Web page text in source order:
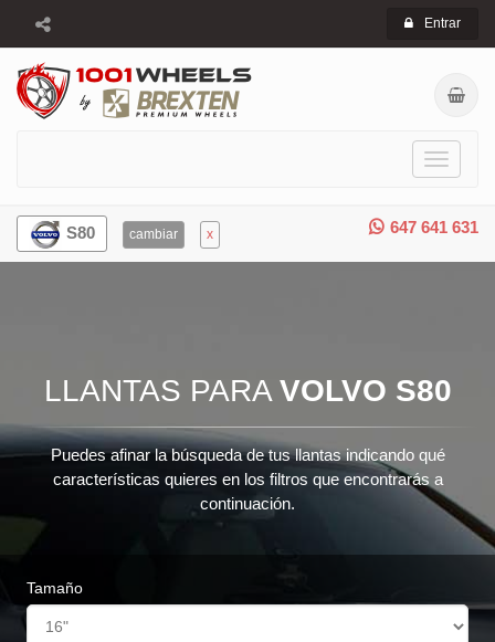
Entrar
Toggle
647 641 631
S80 cambiar x
LLANTAS PARA VOLVO S80
Puedes afinar la búsqueda de tus llantas indicando qué
características quieres en los filtros que encontrarás a
continuación.
Tamaño